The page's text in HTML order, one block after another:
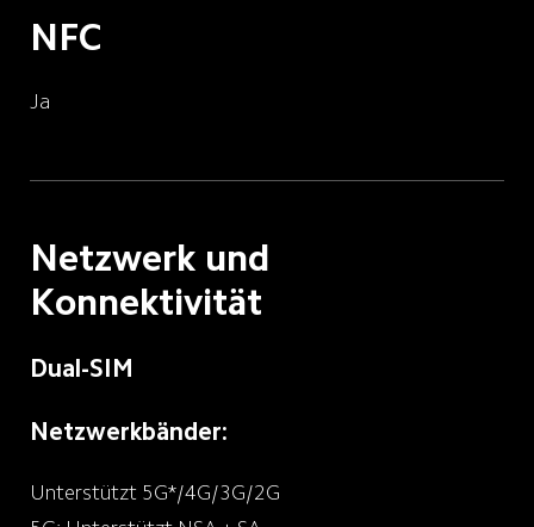
NFC
Ja
Netzwerk und
Konnektivität
Dual-SIM
Netzwerkbänder:
Unterstützt 5G*/4G/3G/2G